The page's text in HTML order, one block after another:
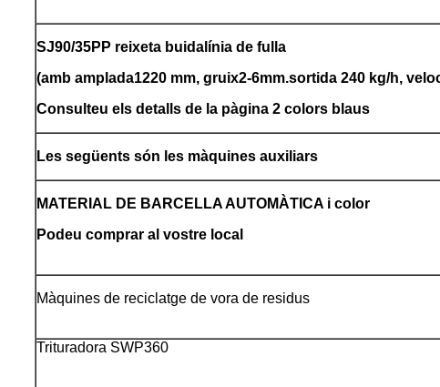
SJ90/35PP reixeta buida línia de fulla
(amb amplada1220 mm, gruix2-6mm.sortida 240 kg/h,
Consulteu els detalls de la pàgina 2 colors blaus
Les següents són les màquines auxiliars
MATERIAL DE BARCELLA AUTOMÀTICA i color
Podeu comprar al vostre local
Màquines de reciclatge de vora de residus
Trituradora SWP360